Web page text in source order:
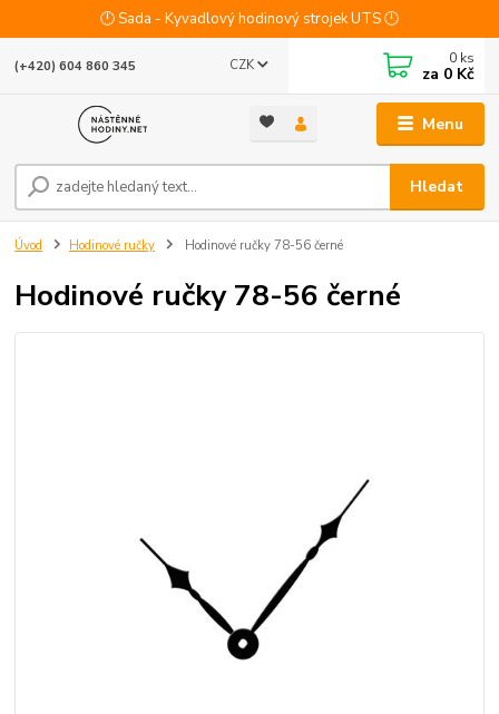
🕛 Sada - Kyvadlový hodinový strojek UTS 🕛
Menu
CZK
Hledat
(+420) 604 860 345 0 ks
za 0 Kč
Úvod Hodinové ručky Hodinové ručky 78-56 černé
Hodinové ručky 78-56 černé